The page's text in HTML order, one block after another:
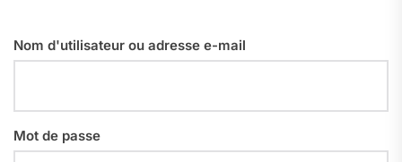
Nom d'utilisateur ou adresse e-mail
Mot de passe